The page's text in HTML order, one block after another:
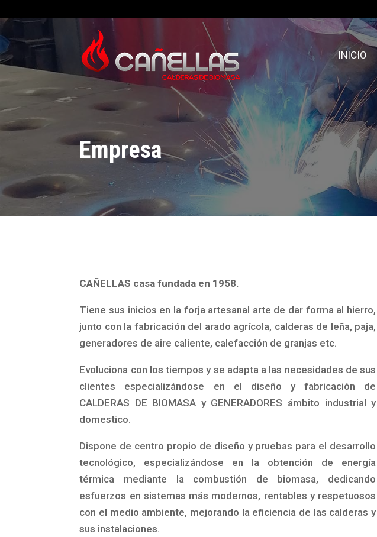
INICIO
Empresa
CAÑELLAS casa fundada en 1958.
Tiene sus inicios en la forja artesanal arte de dar forma al hierro,
junto con la fabricación del arado agrícola, calderas de leña, paja,
generadores de aire caliente, calefacción de granjas etc.
Evoluciona con los tiempos y se adapta a las necesidades de sus
clientes especializándose en el diseño y fabricación de
CALDERAS DE BIOMASA y GENERADORES ámbito industrial y
domestico.
Dispone de centro propio de diseño y pruebas para el desarrollo
tecnológico, especializándose en la obtención de energía
térmica mediante la combustión de biomasa, dedicando
esfuerzos en sistemas más modernos, rentables y respetuosos
con el medio ambiente, mejorando la eficiencia de las calderas y
sus instalaciones.